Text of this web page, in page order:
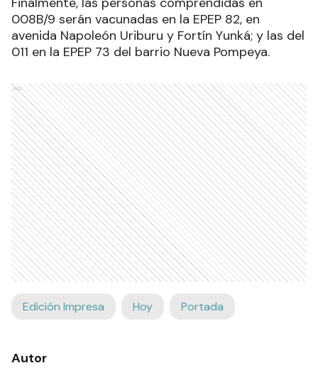
008B/9 serán vacunadas en la EPEP 82, en
avenida Napoleón Uriburu y Fortín Yunká; y las del
011 en la EPEP 73 del barrio Nueva Pompeya.
Ads
Edición Impresa Hoy Portada
Autor